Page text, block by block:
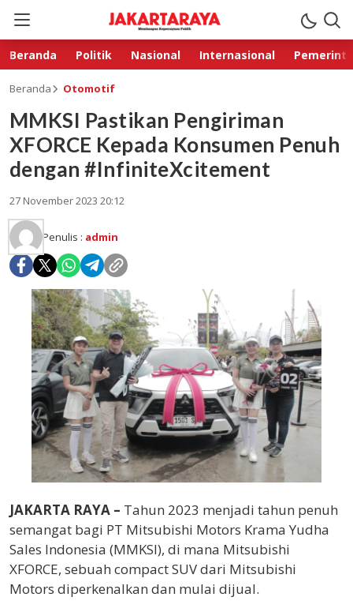
Beranda Politik Nasional Internasional
Beranda Otomotif
MMKSI Pastikan Pengiriman
XFORCE Kepada Konsumen Penuh
dengan #InfiniteXcitement
27 November 2023 20:12
Penulis : admin
JAKARTA RAYA – Tahun 2023 menjadi tahun penuh
semangat bagi PT Mitsubishi Motors Krama Yudha
Sales Indonesia (MMKSI), di mana Mitsubishi
XFORCE, sebuah compact SUV dari Mitsubishi
Motors diperkenalkan dan mulai dijual.